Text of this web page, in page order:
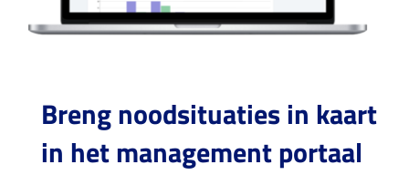
Breng noodsituaties in kaart
in het management portaal